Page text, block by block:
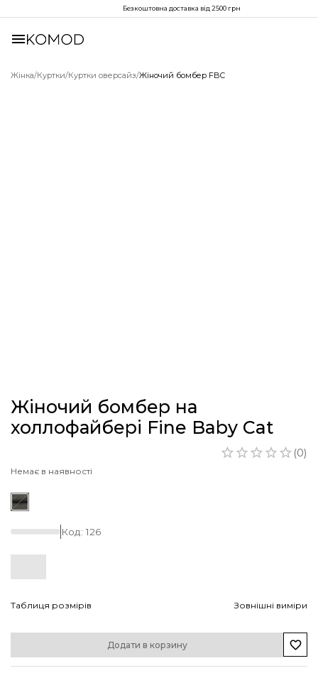
Безкоштовна доставка від 2500 грн
Жінка/Куртки/Куртки оверсайз/Жіночий бомбер FBC
Жіночий бомбер на
холлофайбері Fine Baby Cat
(0)
Немає в наявності
Код:126
Таблиця розмірів Зовнішні виміри
Додати в корзину